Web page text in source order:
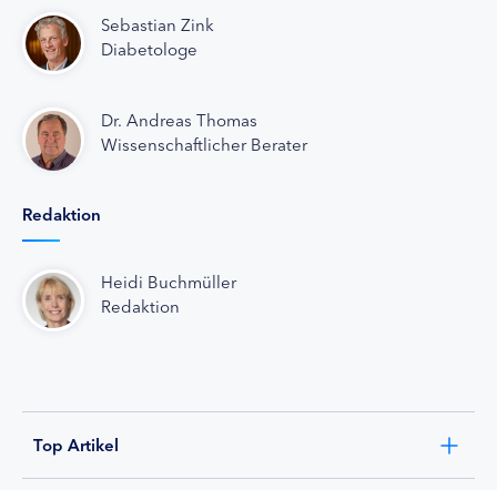
Sebastian Zink
Diabetologe
Dr. Andreas Thomas
Wissenschaftlicher Berater
Redaktion
Heidi Buchmüller
Redaktion
Top Artikel